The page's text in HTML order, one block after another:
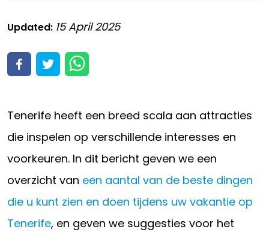
Updated: 15 April 2025
Tenerife heeft een breed scala aan attracties
die inspelen op verschillende interesses en
voorkeuren. In dit bericht geven we een
overzicht van een aantal van de beste dingen
die u kunt zien en doen tijdens uw vakantie op
Tenerife, en geven we suggesties voor het